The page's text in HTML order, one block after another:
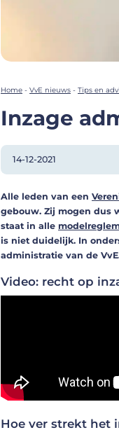
Home - VvE nieuws - Tips en
Inzage
14-12-2021
Alle leden van een
gebouw. Zij mogen dus
staat in alle
is niet duidelijk. In
administratie van de
Video: recht op
Hoe ver strekt het